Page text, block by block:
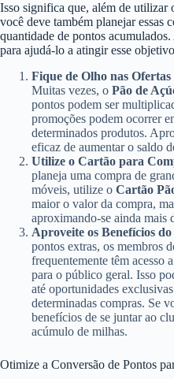
Isso significa que, além de utilizar
você deve também planejar essas
quantidade de pontos
para ajudá-lo a atingir esse
Fique de Olho nas
Muitas vezes, o Pão de
pontos podem ser
promoções podem ocorrer
determinados produtos.
eficaz de aumentar o saldo
Utilize o Cartão para
planeja uma compra de
móveis, utilize o Cartão
maior o valor da compra,
aproximando-se ainda mais
Aproveite os Benefícios
pontos extras, os membros
frequentemente têm acesso
para o público geral. Isso
até oportunidades
determinadas compras. Se
benefícios de se juntar ao
acúmulo de milhas.
Otimize a Conversão de Pontos